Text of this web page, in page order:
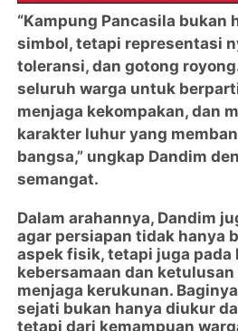
“Kampung Pancasila bukan
simbol, tetapi representasi
toleransi, dan gotong
seluruh warga untuk
menjaga kekompakan, dan
karakter luhur yang
bangsa,” ungkap Dandim
semangat.
Dalam arahannya, Dandim
agar persiapan tidak hanya
aspek fisik, tetapi juga pada
kebersamaan dan ketulusan
menjaga kerukunan.
sejati bukan hanya diukur
tetapi dari kemampuan